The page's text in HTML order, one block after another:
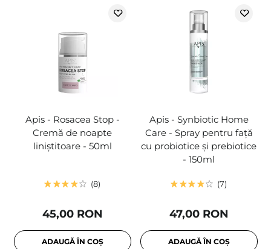
Apis - Rosacea Stop -
Cremă de noapte
liniștitoare - 50ml
8
45,00 RON
ADAUGĂ ÎN COȘ
Apis - Synbiotic Home
Care - Spray pentru față
cu probiotice și prebiotice
- 150ml
7
47,00 RON
ADAUGĂ ÎN COȘ